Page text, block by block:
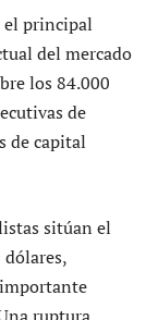
principal
del mercado
los 84.000
de
de capital
sitúan el